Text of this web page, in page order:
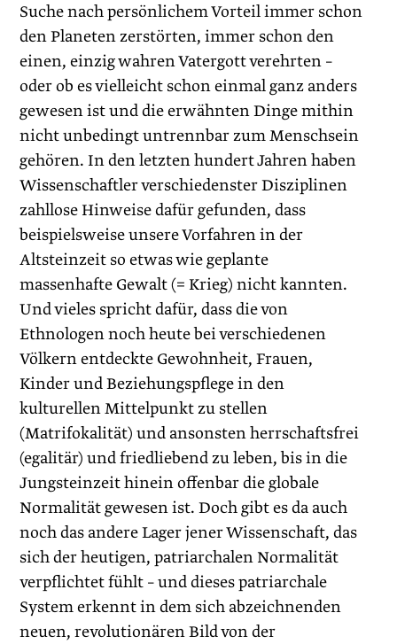
Suche nach persönlichem Vorteil immer schon
den Planeten zerstörten, immer schon den
einen, einzig wahren Vatergott verehrten –
oder ob es vielleicht schon einmal ganz anders
gewesen ist und die erwähnten Dinge mithin
nicht unbedingt untrennbar zum Menschsein
gehören. In den letzten hundert Jahren haben
Wissenschaftler verschiedenster Disziplinen
zahllose Hinweise dafür gefunden, dass
beispielsweise unsere Vorfahren in der
Altsteinzeit so etwas wie geplante
massenhafte Gewalt (= Krieg) nicht kannten.
Und vieles spricht dafür, dass die von
Ethnologen noch heute bei verschiedenen
Völkern entdeckte Gewohnheit, Frauen,
Kinder und Beziehungspflege in den
kulturellen Mittelpunkt zu stellen
(Matrifokalität) und ansonsten herrschaftsfrei
(egalitär) und friedliebend zu leben, bis in die
Jungsteinzeit hinein offenbar die globale
Normalität gewesen ist. Doch gibt es da auch
noch das andere Lager jener Wissenschaft, das
sich der heutigen, patriarchalen Normalität
verpflichtet fühlt – und dieses patriarchale
System erkennt in dem sich abzeichnenden
neuen, revolutionären Bild von der